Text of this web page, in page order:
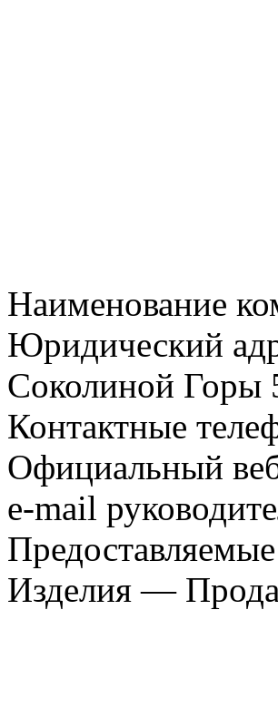
Наименование
Юридический
Соколиной Горы
Контактные
Официальный
e-mail
Изделия —